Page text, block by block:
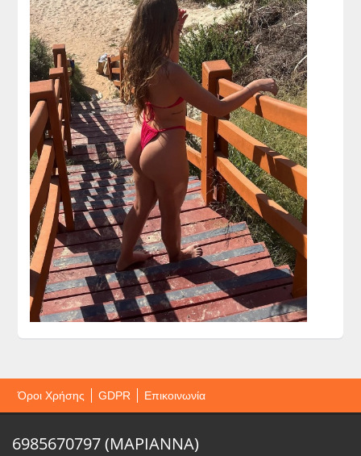
Όροι Χρήσης GDPR Επικοινωνία
6985670797 (ΜΑΡΙΑΝΝΑ)